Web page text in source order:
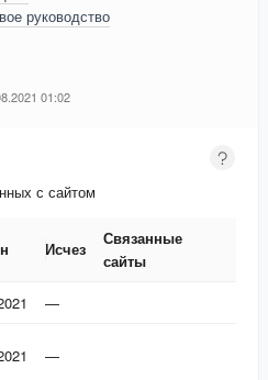
руководство
01:02
с сайтом
Исчез
Связанные
сайты
—
—